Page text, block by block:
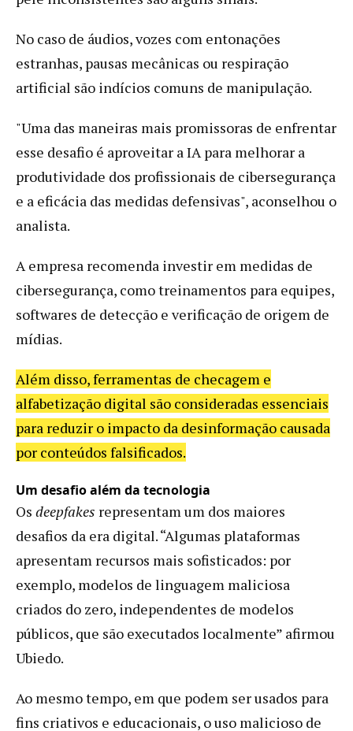
No caso de áudios, vozes com entonações
estranhas, pausas mecânicas ou respiração
artificial são indícios comuns de manipulação.
"Uma das maneiras mais promissoras de enfrentar
esse desafio é aproveitar a IA para melhorar a
produtividade dos profissionais de cibersegurança
e a eficácia das medidas defensivas", aconselhou o
analista.
A empresa recomenda investir em medidas de
cibersegurança, como treinamentos para equipes,
softwares de detecção e verificação de origem de
mídias.
Além disso, ferramentas de checagem e
alfabetização digital são consideradas essenciais
para reduzir o impacto da desinformação causada
por conteúdos falsificados.
Um desafio além da tecnologia
Os deepfakes representam um dos maiores
desafios da era digital. “Algumas plataformas
apresentam recursos mais sofisticados: por
exemplo, modelos de linguagem maliciosa
criados do zero, independentes de modelos
públicos, que são executados localmente” afirmou
Ubiedo.
Ao mesmo tempo, em que podem ser usados para
fins criativos e educacionais, o uso malicioso de